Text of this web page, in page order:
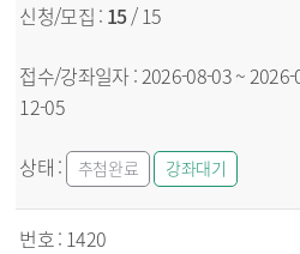
15/ 15
2026-08-03 ~
12-05
추첨완료 강좌대기
1420